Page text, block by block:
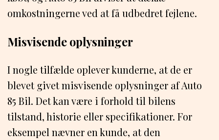
omkostningerne ved at få udbedret fejlene.
Misvisende oplysninger
I nogle tilfælde oplever kunderne, at de er
blevet givet misvisende oplysninger af Auto
85 Bil. Det kan være i forhold til bilens
tilstand, historie eller specifikationer. For
eksempel nævner en kunde, at den